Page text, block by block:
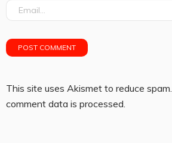
This site uses Akismet to reduce spam.
comment data is processed.